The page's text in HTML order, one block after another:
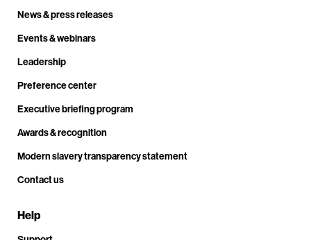
News & press releases
Events & webinars
Leadership
Preference center
Executive briefing program
Awards & recognition
Modern slavery transparency statement
Contact us
Help